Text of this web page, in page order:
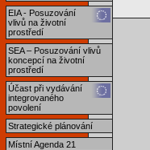
EIA - Posuzování
vlivů na životní
prostředí
SEA – Posuzování vlivů
koncepcí na životní
prostředí
Účast při vydávání
integrovaného
povolení
Strategické plánování
Místní Agenda 21